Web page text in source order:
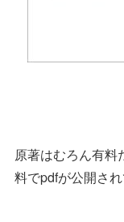
原著はむろん有料
料でpdfが公開され